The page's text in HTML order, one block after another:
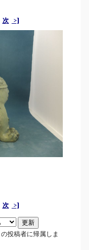
次 >]
次 >]
投稿者に帰属しま